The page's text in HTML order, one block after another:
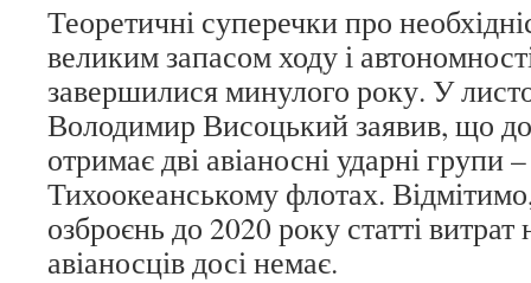
Теоретичні суперечки про
великим запасом ходу і
завершилися минулого року. У
Володимир Висоцький заявив, що
отримає дві авіаносні ударні групи
Тихоокеанському флотах.
озброєнь до 2020 року статті
авіаносців досі немає.